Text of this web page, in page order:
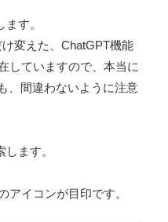
す。
変えた、ChatGPT機能
していますので、本当に
、間違わないように注意
ます。
アイコンが目印です。